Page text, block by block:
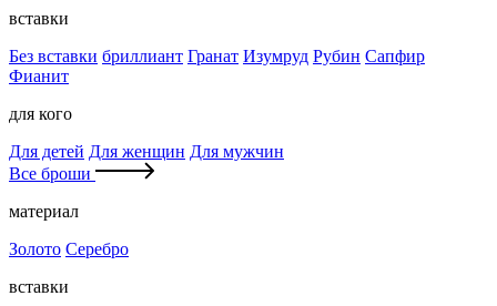
вставки
Без вставки бриллиант Гранат Изумруд Рубин Сапфир
Фианит
для кого
Для детей Для женщин Для мужчин
Все броши
материал
Золото Серебро
вставки